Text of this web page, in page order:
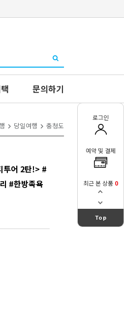
문의하기
당일여행 충청도
투어 2탄!> #
#한방족욕
로그인
예약 및 결제
최근 본 상품 0
Top